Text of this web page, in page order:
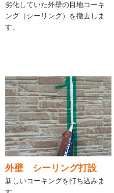
劣化していた外壁の目地コーキ
ング（シーリング）を撤去しま
す。
外壁 シーリング打設
新しいコーキングを打ち込みま